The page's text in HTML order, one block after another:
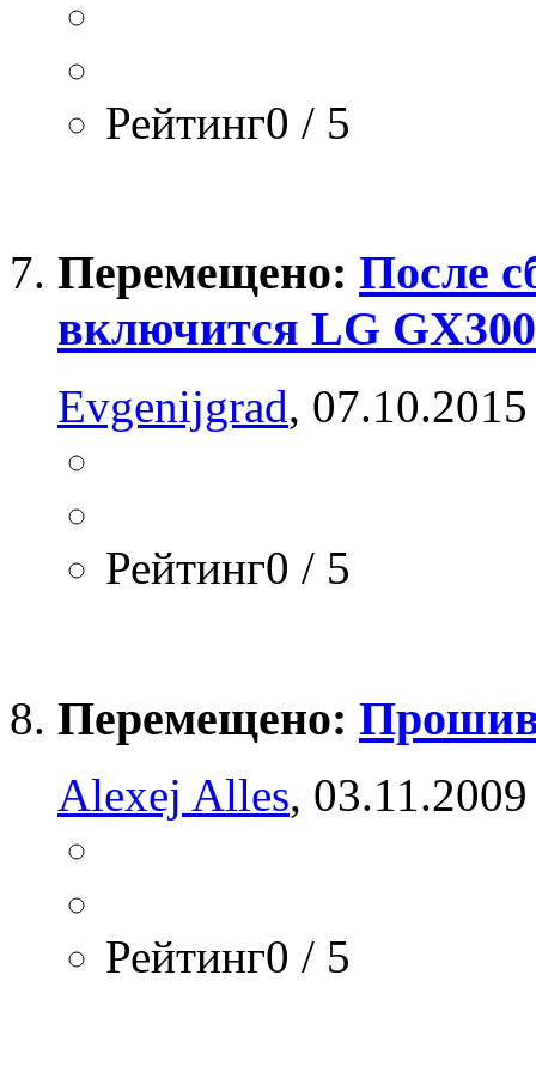
Рейтинг0 / 5
Перемещено: После
включится LG GX300
Evgenijgrad,
Рейтинг0 / 5
Перемещено:
Alexej Alles,
Рейтинг0 / 5